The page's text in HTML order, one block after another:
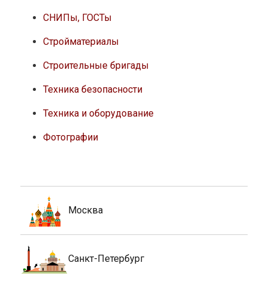
СНИПы, ГОСТы
Стройматериалы
Строительные бригады
Техника безопасности
Техника и оборудование
Фотографии
Москва
Санкт-Петербург